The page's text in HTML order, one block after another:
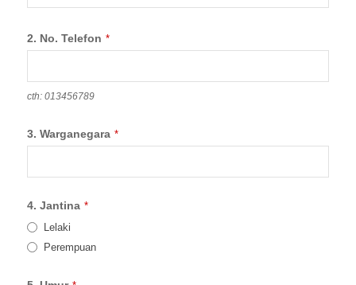
2. No. Telefon *
cth: 013456789
3. Warganegara *
4. Jantina *
Lelaki
Perempuan